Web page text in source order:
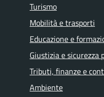
Turismo
Mobilità e trasporti
Educazione e
Giustizia e sicurezza
Tributi, finanze e
Ambiente